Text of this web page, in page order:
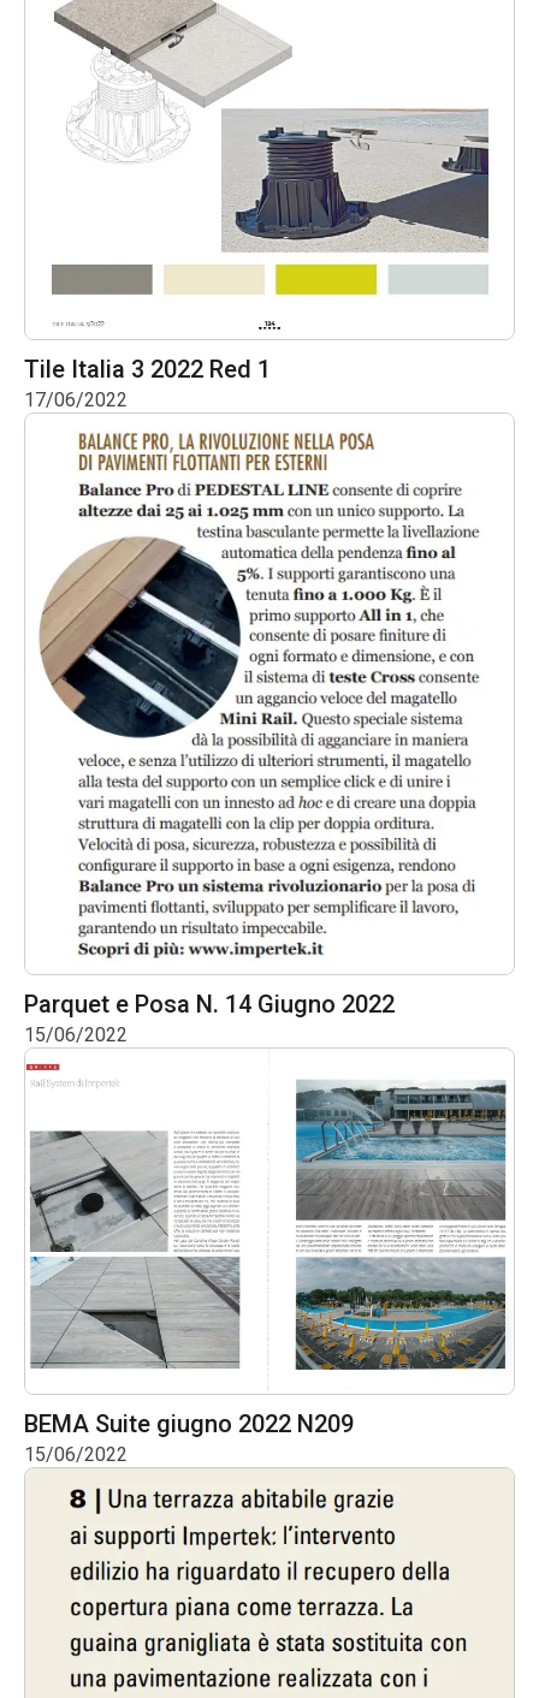
Tile Italia 3 2022 Red 1
17/06/2022
Parquet e Posa N. 14 Giugno 2022
15/06/2022
BEMA Suite giugno 2022 N209
15/06/2022